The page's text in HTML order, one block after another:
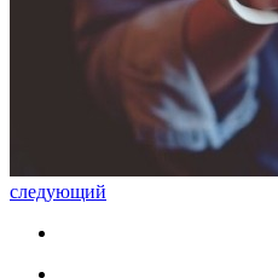
следующий